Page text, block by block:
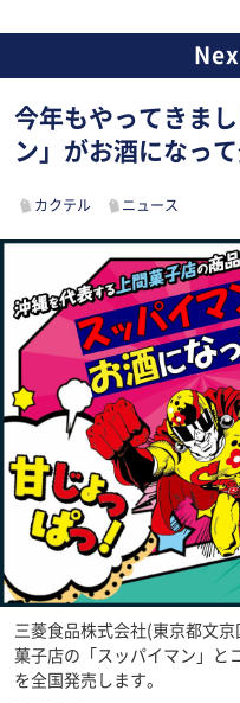
今年もやってきま
ン」がお酒になって
カクテル ニュース
三菱食品株式会社(東京都文
菓子店の「スッパイマン」と
を全国発売します。